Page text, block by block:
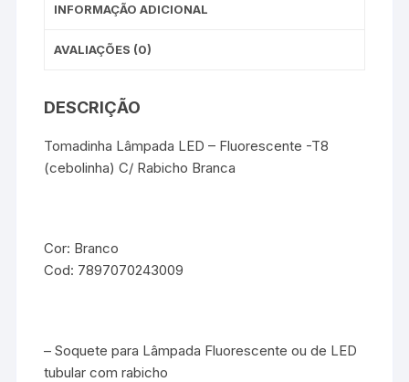
INFORMAÇÃO ADICIONAL
AVALIAÇÕES (0)
DESCRIÇÃO
Tomadinha Lâmpada LED – Fluorescente -T8
(cebolinha) C/ Rabicho Branca
Cor: Branco
Cod: 7897070243009
– Soquete para Lâmpada Fluorescente ou de LED
tubular com rabicho